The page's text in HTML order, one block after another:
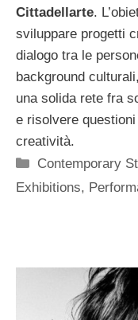
Cittadellarte.
sviluppare progetti
dialogo tra le
background
una solida rete fra
e risolvere
creatività.
Categorie
Contemporary
Exhibitions,